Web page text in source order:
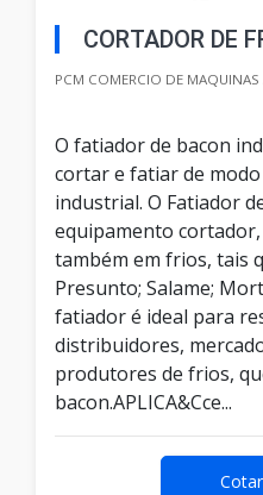
CORTADOR DE
PCM COMERCIO DE
O fatiador de bacon
cortar e fatiar de modo
industrial. O Fatiador
equipamento
também em frios, tais
Presunto; Salame;
fatiador é ideal para
distribuidores,
produtores de frios,
bacon.APLICA&Cce...